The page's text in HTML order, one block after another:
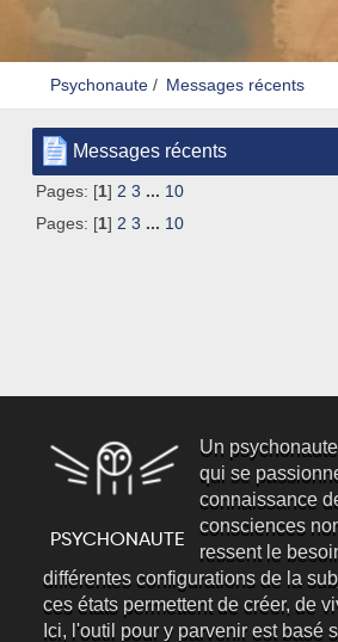
Psychonaute/ Messages récents
Messages récents
Pages: [1] 2 3 ... 10
Pages: [1] 2 3 ... 10
Un
qui se
connaissance
consciences
ressent le
différentes configurations de la
ces états permettent de créer, de
Ici, l'outil pour y parvenir est basé